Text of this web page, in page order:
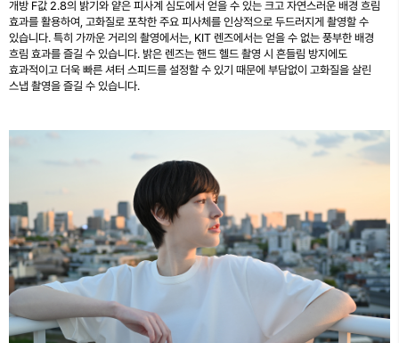
개방 F값 2.8의 밝기와 얕은 피사계 심도에서 얻을 수 있는 크고 자연스러운 배경 흐림
효과를 활용하여, 고화질로 포착한 주요 피사체를 인상적으로 두드러지게 촬영할 수
있습니다. 특히 가까운 거리의 촬영에서는, KIT 렌즈에서는 얻을 수 없는 풍부한 배경
흐림 효과를 즐길 수 있습니다. 밝은 렌즈는 핸드 헬드 촬영 시 흔들림 방지에도
효과적이고 더욱 빠른 셔터 스피드를 설정할 수 있기 때문에 부담없이 고화질을 살린
스냅 촬영을 즐길 수 있습니다.